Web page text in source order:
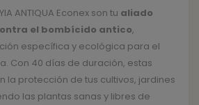
ANTIQUA Econex son tu aliado
el bombícido antico,
específica y ecológica para el
Con 40 días de duración, estas
la protección de tus cultivos, jardines
las plantas sanas y libres de